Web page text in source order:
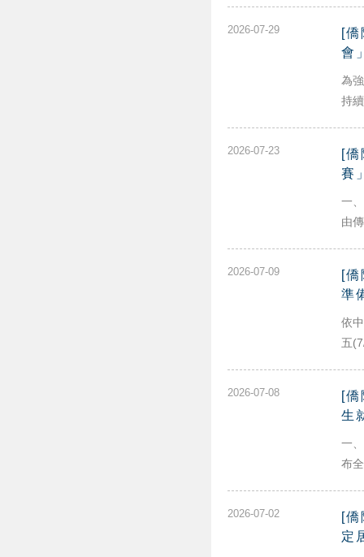
2026-07-29
[僑
會
為
持
2026-07-23
[
賽
一
由
2026-07-09
[僑
準
依
五
2026-07-08
[
生
一
布
2026-07-02
[僑
定